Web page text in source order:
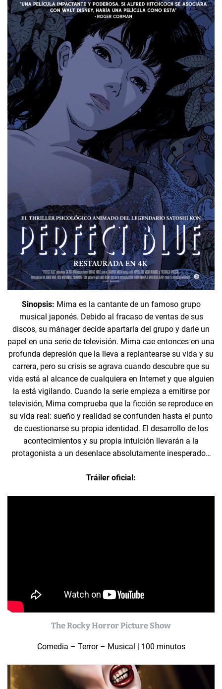
Sinopsis: Mima es la cantante de un famoso grupo
musical japonés. Debido al fracaso de ventas de sus
discos, su mánager decide apartarla del grupo y darle un
papel en una serie de televisión. Mima cae entonces en una
profunda depresión que la lleva a replantearse su vida y su
carrera, pero su crisis se agrava cuando descubre que su
vida está al alcance de cualquiera en Internet y que alguien
la está vigilando. Cuando la serie empieza a emitirse por
televisión, Mima comprueba que la ficción se reproduce en
su vida real: sueño y realidad se confunden hasta el punto
de cuestionarse su propia identidad. El desarrollo de los
acontecimientos y su propia intuición llevarán a la
protagonista a un desenlace absolutamente inesperado…
Tráiler oficial:
The Rocky Horror Picture Show
Comedia – Terror – Musical | 100 minutos